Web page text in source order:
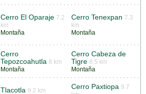
Cerro El Oparaje 7.2
km
Montaña
Cerro Tenexpan 7.3
km
Montaña
Cerro
Tepozcoahutla 8 km
Montaña
Cerro Cabeza de
Tigre 8.5 km
Montaña
Tlacotla 9.2 km
Cerro Paxtiopa 9.7